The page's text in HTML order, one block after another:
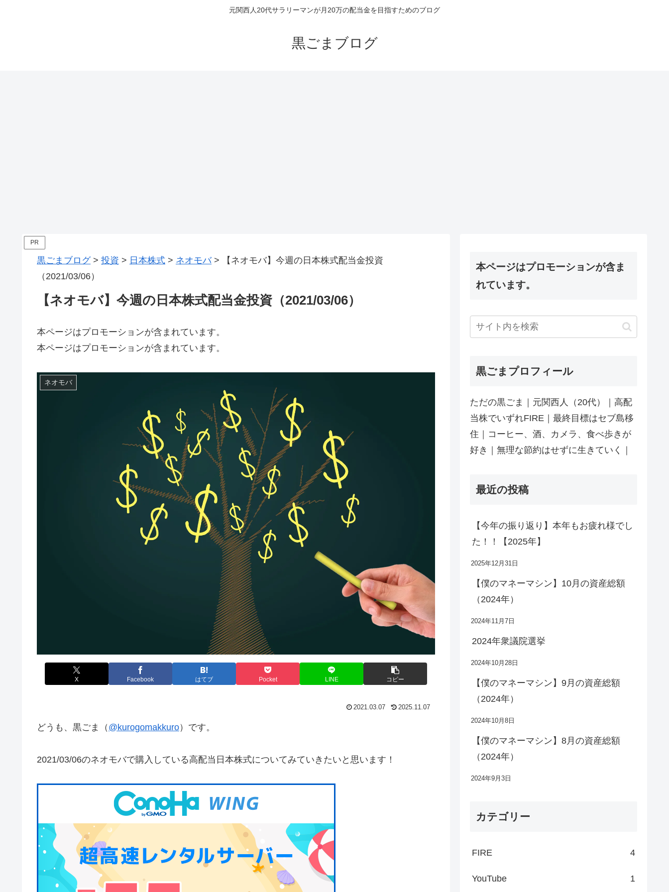
元関西人20代サラリーマンが月20万の配当金を目指すためのブログ
黒ごまブログ
PR
黒ごまブログ> 投資 > 日本株式 > ネオモバ>
【ネオモバ】今週の日本株式配当金投資
（2021/03/06）
【ネオモバ】今週の日本株式配当金投資（2021/03/06）
本ページはプロモーションが含まれています。
本ページはプロモーションが含まれています。
ネオモバ
X Facebook はてブ Pocket LINE コピー
2021.03.07 2025.11.07
どうも、黒ごま（ @kurogomakkuro）です。
2021/03/06のネオモバで購入している高配当日本株式についてみていきたいと思います！
本ページはプロモーションが含ま
れています。
黒ごまプロフィール
ただの黒ごま｜元関西人（20代）｜高配
当株でいずれFIRE｜最終目標はセブ島移
住｜コーヒー、酒、カメラ、食べ歩きが
好き｜無理な節約はせずに生きていく｜
最近の投稿
【今年の振り返り】本年もお疲れ様でし
た！！【2025年】
2025年12月31日
【僕のマネーマシン】10月の資産総額
（2024年）
2024年11月7日
2024年衆議院選挙
2024年10月28日
【僕のマネーマシン】9月の資産総額
（2024年）
2024年10月8日
【僕のマネーマシン】8月の資産総額
（2024年）
2024年9月3日
カテゴリー
FIRE 4
YouTube 1